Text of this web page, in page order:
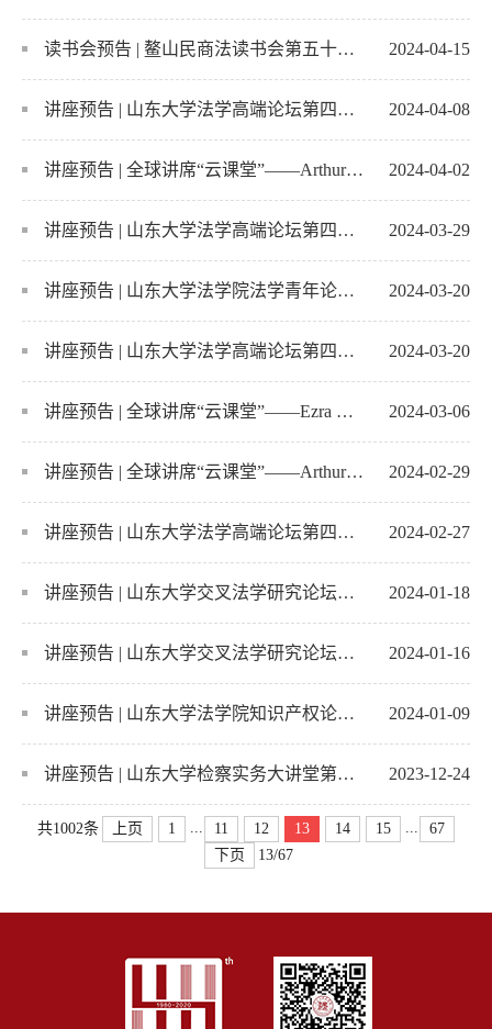
2024-04-15
读书会预告 | 鳌山民商法读书会第五十一期：《最高人民法院关于适用<中华人民共和国民法典>婚...
2024-04-08
讲座预告 | 山东大学法学高端论坛第四十九期：法律的联结
2024-04-02
讲座预告 | 全球讲席“云课堂”——Arthur Wolff: The Law and Practice of Foreign Direct I...
2024-03-29
讲座预告 | 山东大学法学高端论坛第四十八期：《公司法》修改的背景和主要内容
2024-03-20
讲座预告 | 山东大学法学院法学青年论坛（第十一期）：网络犯罪电子证据的前沿问题
2024-03-20
讲座预告 | 山东大学法学高端论坛第四十七期——从实践到理论：我国单位犯罪四十年来回溯与展...
2024-03-06
讲座预告 | 全球讲席“云课堂”——Ezra Wasserman Mitchell: Basic Contract Law
2024-02-29
讲座预告 | 全球讲席“云课堂”——Arthur Wolff：The Law and Practice of International Li...
2024-02-27
讲座预告 | 山东大学法学高端论坛第四十六期：我国法院适用宪法的空间
2024-01-18
讲座预告 | 山东大学交叉法学研究论坛（第五期）：诉源治理背景下新修订行政复议法的实施
2024-01-16
讲座预告 | 山东大学交叉法学研究论坛（第四期）——法经济学：过去、现在与未来
2024-01-09
讲座预告 | 山东大学法学院知识产权论坛（第十二期）：知识产权从理论到应用有多远?
2023-12-24
讲座预告 | 山东大学检察实务大讲堂第一期：职务犯罪案件办理的法法衔接与证据适用
共1002条 上页 1 11 12 13 14 15
67
下页
13/67